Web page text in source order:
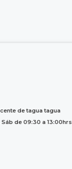
de tagua tagua
de 09:30 a 13:00hrs